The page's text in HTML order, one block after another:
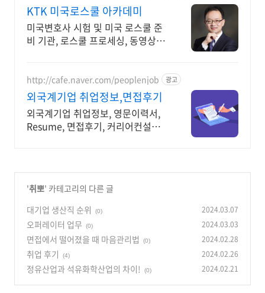
KTK 미국로스쿨 아카데미
미국변호사 시험 및 미국 로스쿨 준
비 기관, 로스쿨 프로세싱, 동영상 강
http://cafe.naver.com/peoplenjob 광고
외국계기업 취업정보,면접후기
외국계기업 취업정보, 영문이력서,
Resume, 면접후기, 커리어컨설팅,
'취뽀' 카테고리의 다른 글
대기업 생산직 순위
(0) 2024.03.07
오퍼레이터 업무 (0) 2024.03.03
면접에서 떨어졌을 때 마음관리법 (0) 2024.02.28
취업 후기 (4) 2024.02.26
정유산업과 석유화학산업의 차이! (0) 2024.02.21